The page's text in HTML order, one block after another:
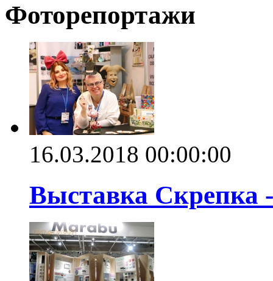
Фоторепортажи
16.03.2018 00:00:00
Выставка Скрепка